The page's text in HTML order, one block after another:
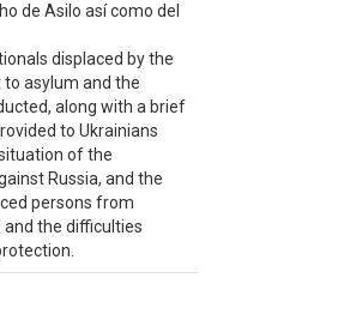
de Asilo así como del
displaced by the
asylum and the
along with a brief
to Ukrainians
of the
Russia, and the
persons from
the difficulties